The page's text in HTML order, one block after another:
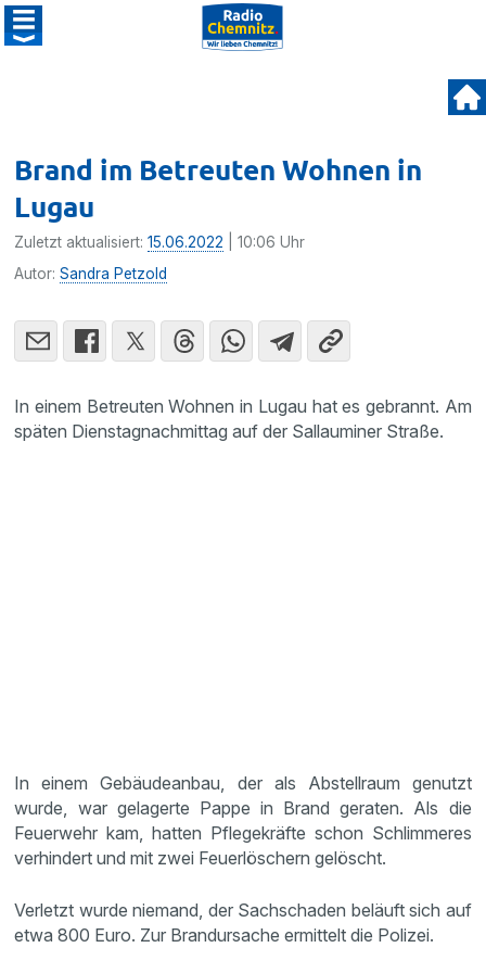
Brand im Betreuten Wohnen in
Lugau
Zuletzt aktualisiert:15.06.2022 | 10:06 Uhr
Autor:Sandra Petzold
In einem Betreuten Wohnen in Lugau hat es gebrannt. Am
späten Dienstagnachmittag auf der Sallauminer Straße.
In einem Gebäudeanbau, der als Abstellraum genutzt
wurde, war gelagerte Pappe in Brand geraten. Als die
Feuerwehr kam, hatten Pflegekräfte schon Schlimmeres
verhindert und mit zwei Feuerlöschern gelöscht.
Verletzt wurde niemand, der Sachschaden beläuft sich auf
etwa 800 Euro. Zur Brandursache ermittelt die Polizei.